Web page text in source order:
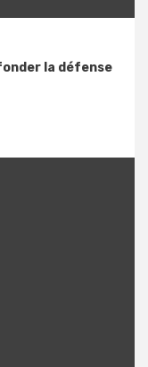
la défense